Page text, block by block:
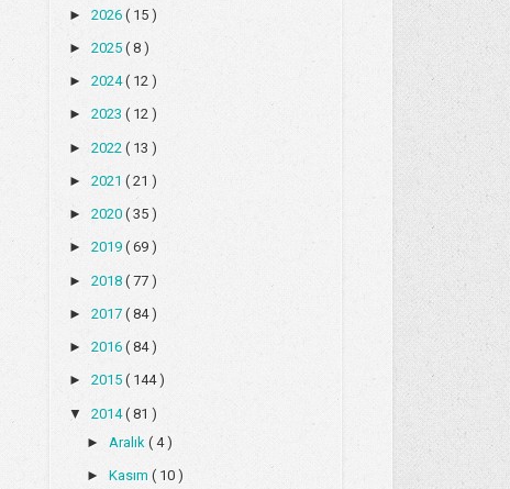
►2026( 15 )
►2025( 8 )
►2024( 12 )
►2023( 12 )
►2022( 13 )
►2021( 21 )
►2020( 35 )
►2019( 69 )
►2018( 77 )
►2017( 84 )
►2016( 84 )
►2015( 144 )
▼2014( 81 )
► Aralık ( 4 )
► Kasım ( 10 )